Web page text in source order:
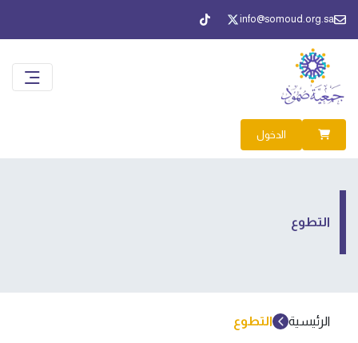
info@somoud.org.sa
الدخول
التطوع
الرئيسية التطوع